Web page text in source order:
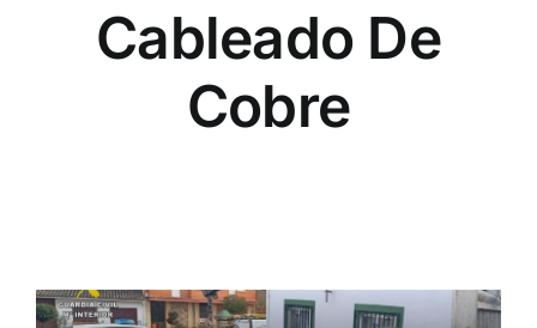
Cableado De
Cobre